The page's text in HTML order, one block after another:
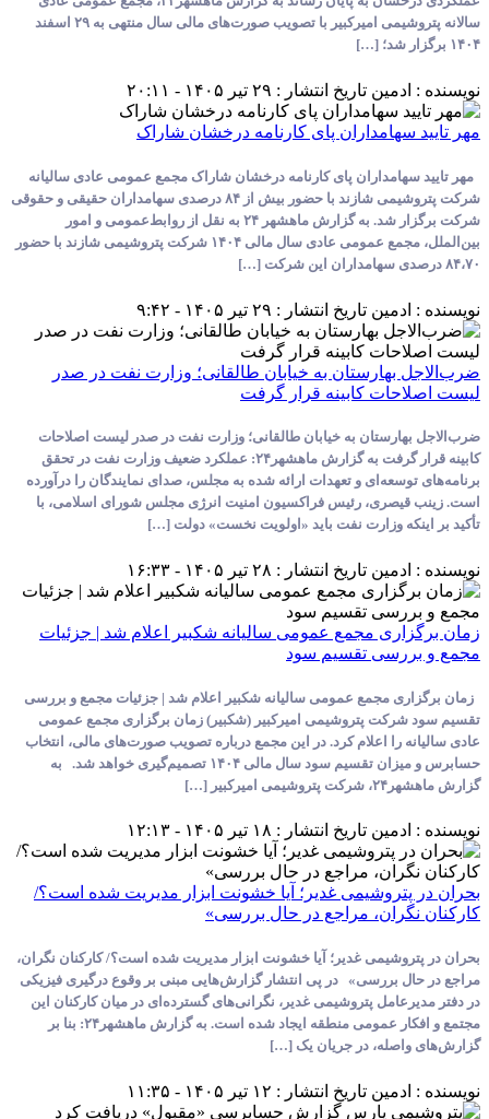
سالانه پتروشیمی امیرکبیر با تصویب صورت‌های مالی سال منتهی به ۲۹ اسفند
تاریخ انتشار : ۲۹ تیر ۱۴۰۵ - ۲۰:۱۱
سهامداران پای کارنامه درخشان شاراک
پای کارنامه درخشان شاراک مجمع عمومی عادی سالیانه
شرکت پتروشیمی شازند با حضور بیش از ۸۴ درصدی سهامداران حقیقی و حقوقی
شرکت برگزار شد. به گزارش ماهشهر ۲۴ به نقل از روابط‌عمومی و امور
بین‌الملل، مجمع عمومی عادی سال مالی ۱۴۰۴ شرکت پتروشیمی شازند با حضور
تاریخ انتشار : ۲۹ تیر ۱۴۰۵ - ۹:۴۲
به خیابان طالقانی؛ وزارت نفت در صدر
کابینه قرار گرفت
به خیابان طالقانی؛ وزارت نفت در صدر لیست اصلاحات
کابینه قرار گرفت به گزارش ماهشهر۲۴: عملکرد ضعیف وزارت نفت در تحقق
و تعهدات ارائه شده به مجلس، صدای نمایندگان را درآورده
رئیس فراکسیون امنیت انرژی مجلس شورای اسلامی، با
وزارت نفت باید «اولویت نخست» دولت […]
تاریخ انتشار : ۲۸ تیر ۱۴۰۵ - ۱۶:۳۳
مجمع عمومی سالیانه شکبیر اعلام شد | جزئیات
تقسیم سود
مجمع عمومی سالیانه شکبیر اعلام شد | جزئیات مجمع و بررسی
پتروشیمی امیرکبیر (شکبیر) زمان برگزاری مجمع عمومی
را اعلام کرد. در این مجمع درباره تصویب صورت‌های مالی، انتخاب
حسابرس و میزان تقسیم سود سال مالی ۱۴۰۴ تصمیم‌گیری خواهد شد. به
[…]
تاریخ انتشار : ۱۸ تیر ۱۴۰۵ - ۱۲:۱۳
غدیر؛ آیا خشونت ابزار مدیریت شده است؟/
مراجع در حال بررسی»
غدیر؛ آیا خشونت ابزار مدیریت شده است؟/ کارکنان نگران،
بررسی» در پی انتشار گزارش‌هایی مبنی بر وقوع درگیری فیزیکی
پتروشیمی غدیر، نگرانی‌های گسترده‌ای در میان کارکنان این
مجتمع و افکار عمومی منطقه ایجاد شده است. به گزارش ماهشهر۲۴: بنا بر
در جریان یک […]
تاریخ انتشار : ۱۲ تیر ۱۴۰۵ - ۱۱:۳۵